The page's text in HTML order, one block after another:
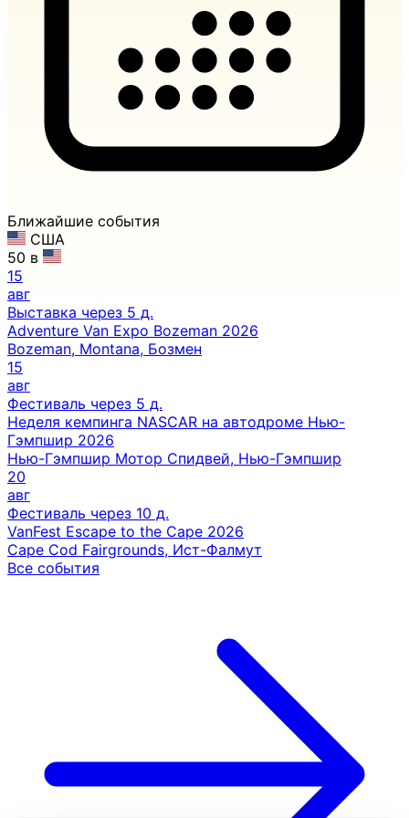
Ближайшие события
США
50 в
15
авг
Выставка через 5 д.
Adventure Van Expo Bozeman 2026
Bozeman, Montana, Бозмен
15
авг
Фестиваль через 5 д.
Неделя кемпинга NASCAR на автодроме Нью-
Гэмпшир 2026
Нью-Гэмпшир Мотор Спидвей, Нью-Гэмпшир
20
авг
Фестиваль через 10 д.
VanFest Escape to the Cape 2026
Cape Cod Fairgrounds, Ист-Фалмут
Все события